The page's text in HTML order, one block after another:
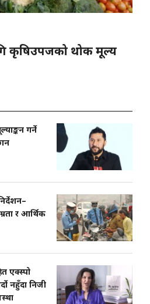
कृषिउपजको थोक मूल्य
गर्ने
र आर्थिक
एक्स्पो
नहुँदा निजी